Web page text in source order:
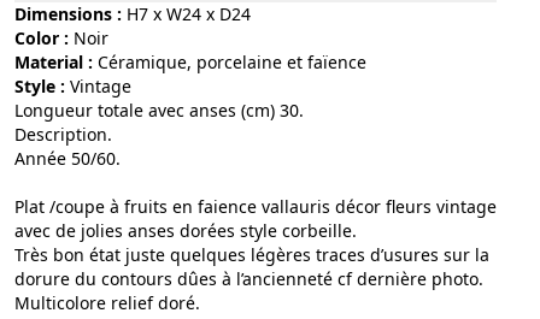
Dimensions : H7 x W24 x D24
Color :
noir
Material :
céramique, porcelaine et faïence
Style :
vintage
Longueur totale avec anses (cm) 30.
Description.
Année 50/60.
Plat /coupe à fruits en faience vallauris décor fleurs vintage
avec de jolies anses dorées style corbeille.
Très bon état juste quelques légères traces d’usures sur la
dorure du contours dûes à l’ancienneté cf dernière photo.
Multicolore relief doré.